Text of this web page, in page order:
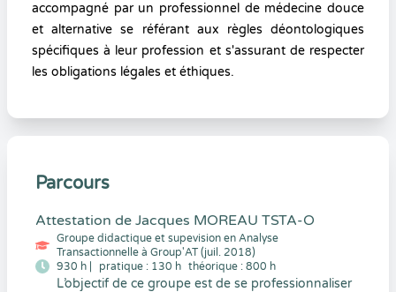
accompagné par un professionnel de médecine douce
et alternative se référant aux règles déontologiques
spécifiques à leur profession et s'assurant de respecter
les obligations légales et éthiques.
Parcours
Attestation de Jacques MOREAU TSTA-O
Groupe didactique et supevision en Analyse
Transactionnelle à Group'AT (juil. 2018)
930 h |
pratique : 130 h théorique : 800 h
L’objectif de ce groupe est de se professionnaliser